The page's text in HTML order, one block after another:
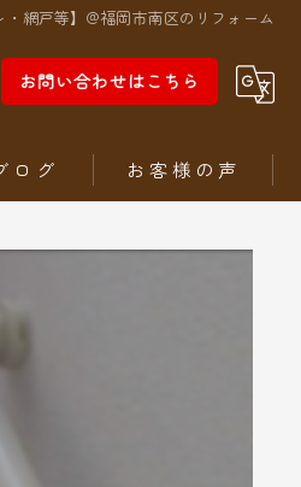
網戸等】@福岡市南区のリフォーム
お問い合わせはこちら
ログ お客様の声